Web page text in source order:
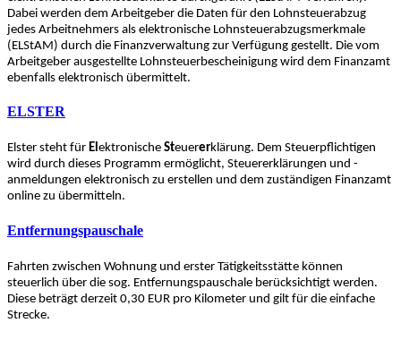
Dabei werden dem Arbeitgeber die Daten für den Lohnsteuerabzug
jedes Arbeitnehmers als elektronische Lohnsteuerabzugsmerkmale
(ELStAM) durch die Finanzverwaltung zur Verfügung gestellt. Die vom
Arbeitgeber ausgestellte Lohnsteuerbescheinigung wird dem Finanzamt
ebenfalls elektronisch übermittelt.
ELSTER
Elster steht für Elektronische Steuererklärung. Dem Steuerpflichtigen
wird durch dieses Programm ermöglicht, Steuererklärungen und -
anmeldungen elektronisch zu erstellen und dem zuständigen Finanzamt
online zu übermitteln.
Entfernungspauschale
Fahrten zwischen Wohnung und erster Tätigkeitsstätte können
steuerlich über die sog. Entfernungspauschale berücksichtigt werden.
Diese beträgt derzeit 0,30 EUR pro Kilometer und gilt für die einfache
Strecke.